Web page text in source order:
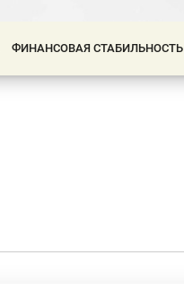
ФИНАНСОВАЯ СТАБИЛЬНОСТЬ